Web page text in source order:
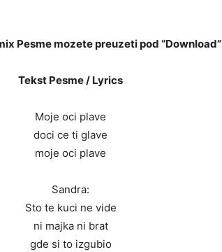
Pesme mozete preuzeti pod “Download”
Tekst Pesme / Lyrics
Moje oci plave
doci ce ti glave
moje oci plave
Sandra:
Sto te kuci ne vide
ni majka ni brat
gde si to izgubio